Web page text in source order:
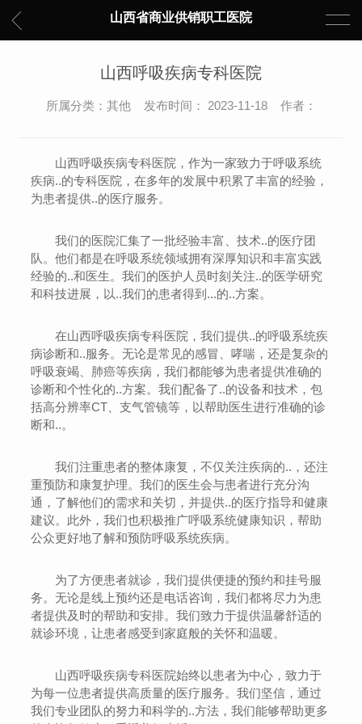
山西省商业供销职工医院
山西呼吸疾病专科医院
所属分类：其他 发布时间： 2023-11-18 作者：
山西呼吸疾病专科医院，作为一家致力于呼吸系统
疾病..的专科医院，在多年的发展中积累了丰富的经验，
为患者提供..的医疗服务。
我们的医院汇集了一批经验丰富、技术..的医疗团
队。他们都是在呼吸系统领域拥有深厚知识和丰富实践
经验的..和医生。我们的医护人员时刻关注..的医学研究
和科技进展，以..我们的患者得到...的..方案。
在山西呼吸疾病专科医院，我们提供..的呼吸系统疾
病诊断和..服务。无论是常见的感冒、哮喘，还是复杂的
呼吸衰竭、肺癌等疾病，我们都能够为患者提供准确的
诊断和个性化的..方案。我们配备了..的设备和技术，包
括高分辨率CT、支气管镜等，以帮助医生进行准确的诊
断和..。
我们注重患者的整体康复，不仅关注疾病的..，还注
重预防和康复护理。我们的医生会与患者进行充分沟
通，了解他们的需求和关切，并提供..的医疗指导和健康
建议。此外，我们也积极推广呼吸系统健康知识，帮助
公众更好地了解和预防呼吸系统疾病。
为了方便患者就诊，我们提供便捷的预约和挂号服
务。无论是线上预约还是电话咨询，我们都将尽力为患
者提供及时的帮助和安排。我们致力于提供温馨舒适的
就诊环境，让患者感受到家庭般的关怀和温暖。
山西呼吸疾病专科医院始终以患者为中心，致力于
为每一位患者提供高质量的医疗服务。我们坚信，通过
我们专业团队的努力和科学的..方法，我们能够帮助更多